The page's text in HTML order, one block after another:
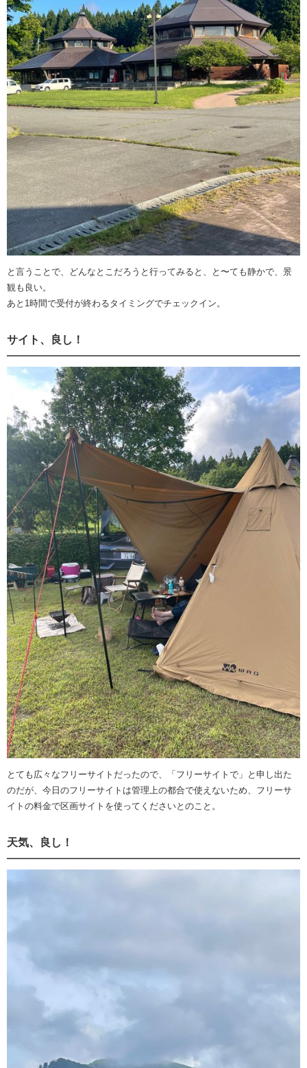
と言うことで、どんなとこだろうと行ってみると、と〜ても静かで、景
観も良い。
あと1時間で受付が終わるタイミングでチェックイン。
サイト、良し！
とても広々なフリーサイトだったので、「フリーサイトで」と申し出た
のだが、今日のフリーサイトは管理上の都合で使えないため、フリーサ
イトの料金で区画サイトを使ってくださいとのこと。
天気、良し！